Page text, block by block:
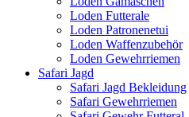
Loden Futterale
Loden Patronenetui
Loden Waffenzubehör
Loden Gewehrriemen
Safari Jagd
Safari Jagd Bekleidung
Safari Gewehrriemen